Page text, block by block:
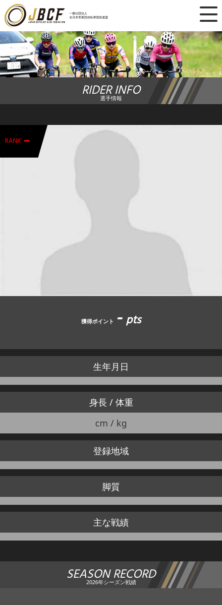
一般社団法人
全日本実業団自転車競技連盟
×
ニュース
レース日程
ランキング
チーム・選手
加盟・登録
エントリー
JBCF ROAD SERIESとは
RIDER INFO
選手情報
RANK -
獲得ポイント -pts
生年月日
身長 / 体重
cm / kg
登録地域
脚質
主な戦績
SEASON RECORD
2026年シーズン戦績